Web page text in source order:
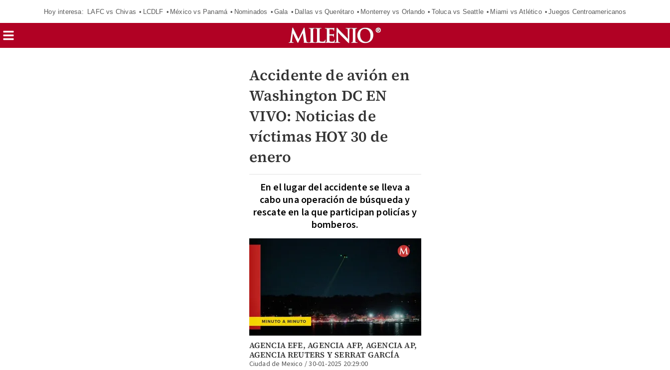
Hoy interesa: LAFC vs Chivas LCDLF México vs Panamá Nominados Gala Dallas vs Querétaro Monterrey vs Orlando Toluca vs Seattle Miami vs Atlético Juegos Centroamericanos
Accidente de avión en
Washington DC EN
VIVO: Noticias de
víctimas HOY 30 de
enero
En el lugar del accidente se lleva a
cabo una operación de búsqueda y
rescate en la que participan policías y
bomberos.
AGENCIA EFE, AGENCIA AFP, AGENCIA AP,
AGENCIA REUTERS YSERRAT GARCÍA
Ciudad de Mexico /30-01-2025 20:29:00